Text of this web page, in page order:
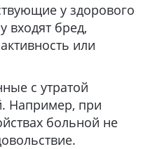
у здорового
входят бред,
или
с утратой
Например, при
больной не